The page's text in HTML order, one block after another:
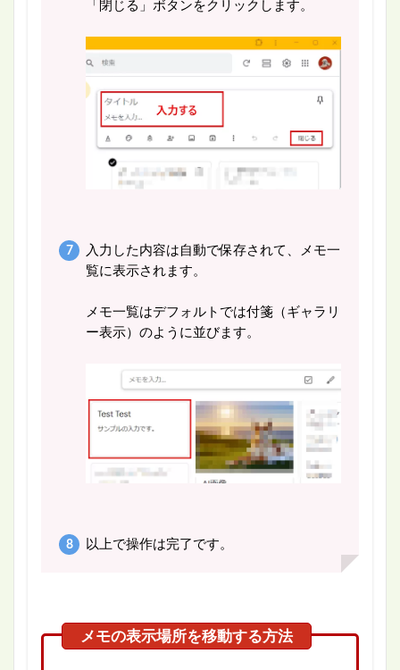
「閉じる」ボタンをクリックします。
入力した内容は自動で保存されて、メモ一
覧に表示されます。
メモ一覧はデフォルトでは付箋（ギャラリ
ー表示）のように並びます。
以上で操作は完了です。